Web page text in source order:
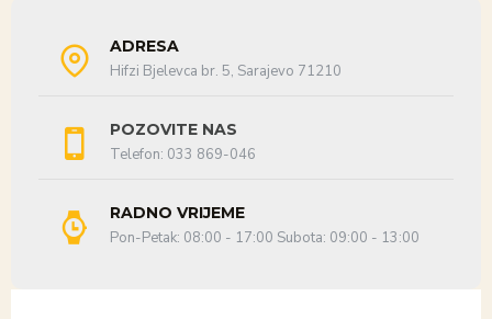
ADRESA
Hifzi Bjelevca br. 5, Sarajevo 71210
POZOVITE NAS
Telefon: 033 869-046
RADNO VRIJEME
Pon-Petak: 08:00 - 17:00 Subota: 09:00 - 13:00